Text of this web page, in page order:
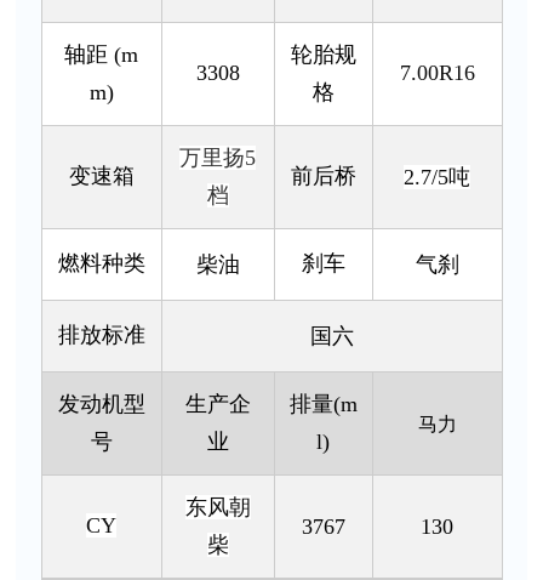
轴距 (m
m)
3308
轮胎规
格
7.00R16
变速箱
万里扬5
档
前后桥 2.7/5吨
燃料种类 柴油 刹车 气刹
排放标准 国六
发动机型
号
生产企
业
排量(m
l)
马力
CY
东风朝
柴
3767 130